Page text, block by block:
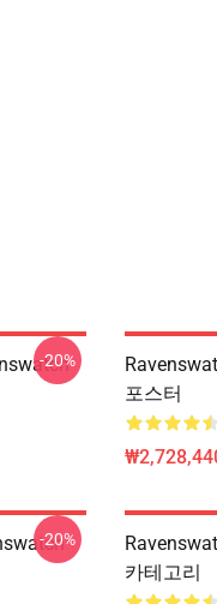
-20%
포스터
-20%
카테고리